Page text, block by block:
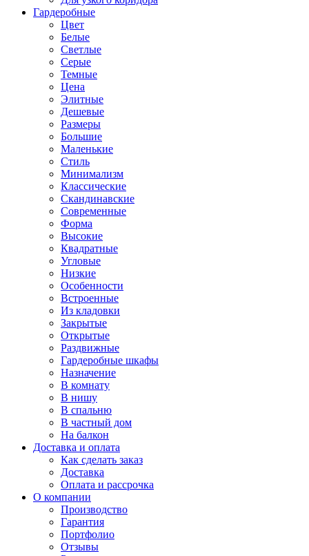
Гардеробные
Цвет
Белые
Светлые
Серые
Темные
Цена
Элитные
Дешевые
Размеры
Большие
Маленькие
Стиль
Минимализм
Классические
Скандинавские
Современные
Форма
Высокие
Квадратные
Угловые
Низкие
Особенности
Встроенные
Из кладовки
Закрытые
Открытые
Раздвижные
Гардеробные шкафы
Назначение
В комнату
В нишу
В спальню
В частный дом
На балкон
Доставка и оплата
Как сделать заказ
Доставка
Оплата и рассрочка
О компании
Производство
Гарантия
Портфолио
Отзывы